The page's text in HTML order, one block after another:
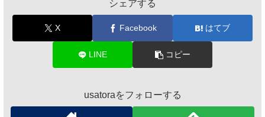
シェアする
X Facebook はてブ
LINE コピー
usatoraをフォローする